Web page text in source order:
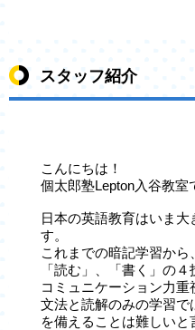
スタッフ紹介
こんにちは！
個太郎塾Lepton入谷教室
日本の英語教育はいま大
す。
これまでの暗記学習から
「読む」、「書く」の
コミュニケーション力重
文法と読解のみの学習で
を備えることは難しいと